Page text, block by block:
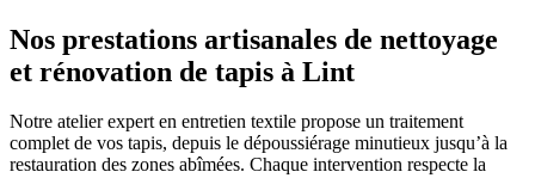
Nos prestations artisanales de nettoyage
et rénovation de tapis à Lint
Notre atelier expert en entretien textile propose un traitement
complet de vos tapis, depuis le dépoussiérage minutieux jusqu’à la
restauration des zones abîmées. Chaque intervention respecte la